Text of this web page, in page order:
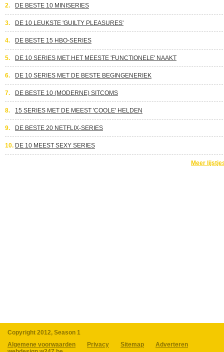
2. DE BESTE 10 MINISERIES
3. DE 10 LEUKSTE 'GUILTY PLEASURES'
4. DE BESTE 15 HBO-SERIES
5. DE 10 SERIES MET HET MEESTE 'FUNCTIONELE' NAAKT
6. DE 10 SERIES MET DE BESTE BEGINGENERIEK
7. DE BESTE 10 (MODERNE) SITCOMS
8. 15 SERIES MET DE MEEST 'COOLE' HELDEN
9. DE BESTE 20 NETFLIX-SERIES
10. DE 10 MEEST SEXY SERIES
Meer
Copyright 2012, Season 1
Algemene voorwaarden
Privacy Sitemap
Adverteren